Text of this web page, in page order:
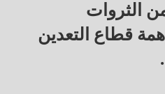
الثروات
قطاع التعدين